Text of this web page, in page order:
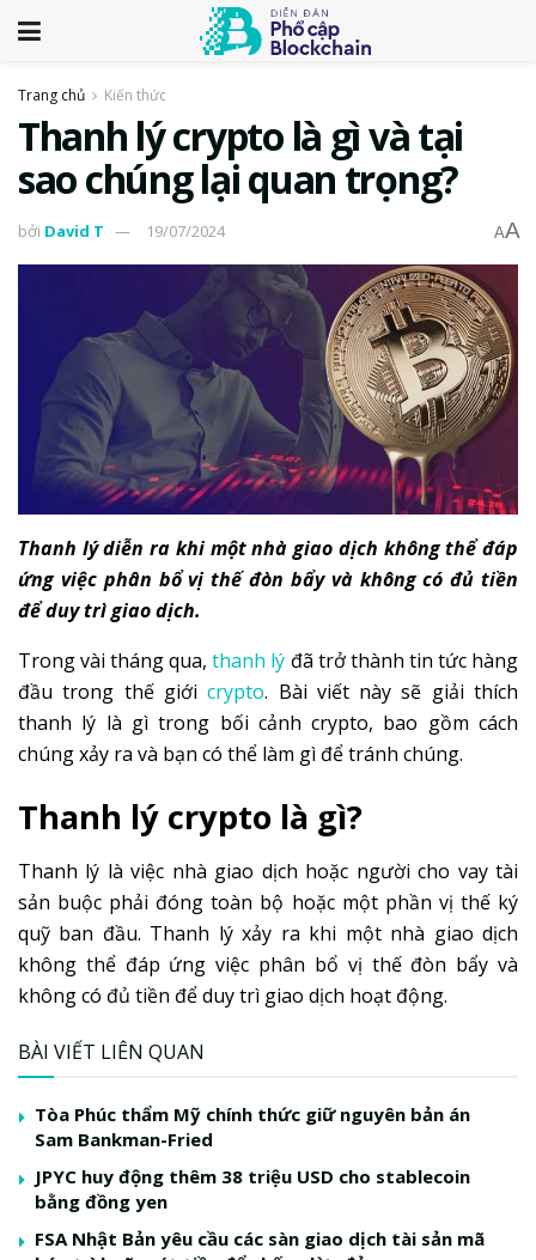
Trang chủ Kiến thức
Thanh lý crypto là gì và tại
sao chúng lại quan trọng?
bởi David T 19/07/2024 AA
Thanh lý diễn ra khi một nhà giao dịch không thể đáp
ứng việc phân bổ vị thế đòn bẩy và không có đủ tiền
để duy trì giao dịch.
Trong vài tháng qua,thanh lý đã trở thành tin tức hàng
đầu trong thế giớicrypto. Bài viết này sẽ giải thích
thanh lý là gì trong bối cảnh crypto, bao gồm cách
chúng xảy ra và bạn có thể làm gì để tránh chúng.
Thanh lý crypto là gì?
Thanh lý là việc nhà giao dịch hoặc người cho vay tài
sản buộc phải đóng toàn bộ hoặc một phần vị thế ký
quỹ ban đầu. Thanh lý xảy ra khi một nhà giao dịch
không thể đáp ứng việc phân bổ vị thế đòn bẩy và
không có đủ tiền để duy trì giao dịch hoạt động.
BÀI VIẾT LIÊN QUAN
Tòa Phúc thẩm Mỹ chính thức giữ nguyên bản án
Sam Bankman-Fried
JPYC huy động thêm 38 triệu USD cho stablecoin
bằng đồng yen
FSA Nhật Bản yêu cầu các sàn giao dịch tài sản mã